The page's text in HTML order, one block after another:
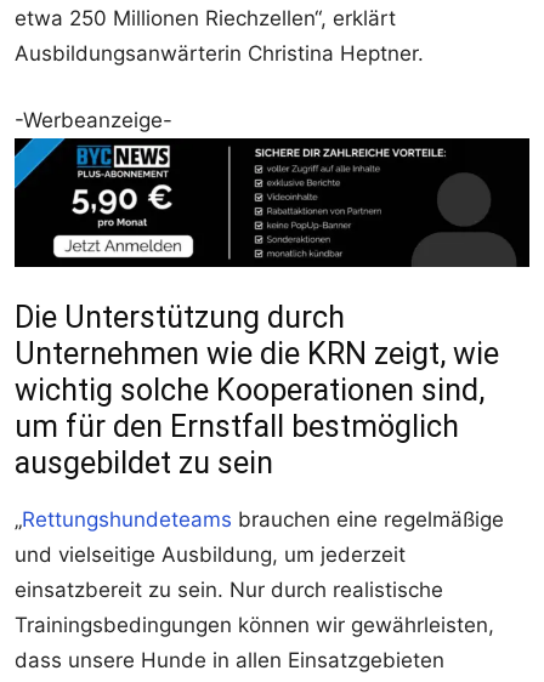
etwa 250 Millionen Riechzellen“, erklärt
Ausbildungsanwärterin Christina Heptner.
-Werbeanzeige-
Die Unterstützung durch
Unternehmen wie die KRN zeigt, wie
wichtig solche Kooperationen sind,
um für den Ernstfall bestmöglich
ausgebildet zu sein
„Rettungshundeteams brauchen eine regelmäßige
und vielseitige Ausbildung, um jederzeit
einsatzbereit zu sein. Nur durch realistische
Trainingsbedingungen können wir gewährleisten,
dass unsere Hunde in allen Einsatzgebieten